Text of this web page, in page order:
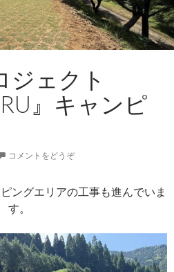
ジェクト
』キャンピ
コメントをどうぞ
ングエリアの工事も進んでいま
す。